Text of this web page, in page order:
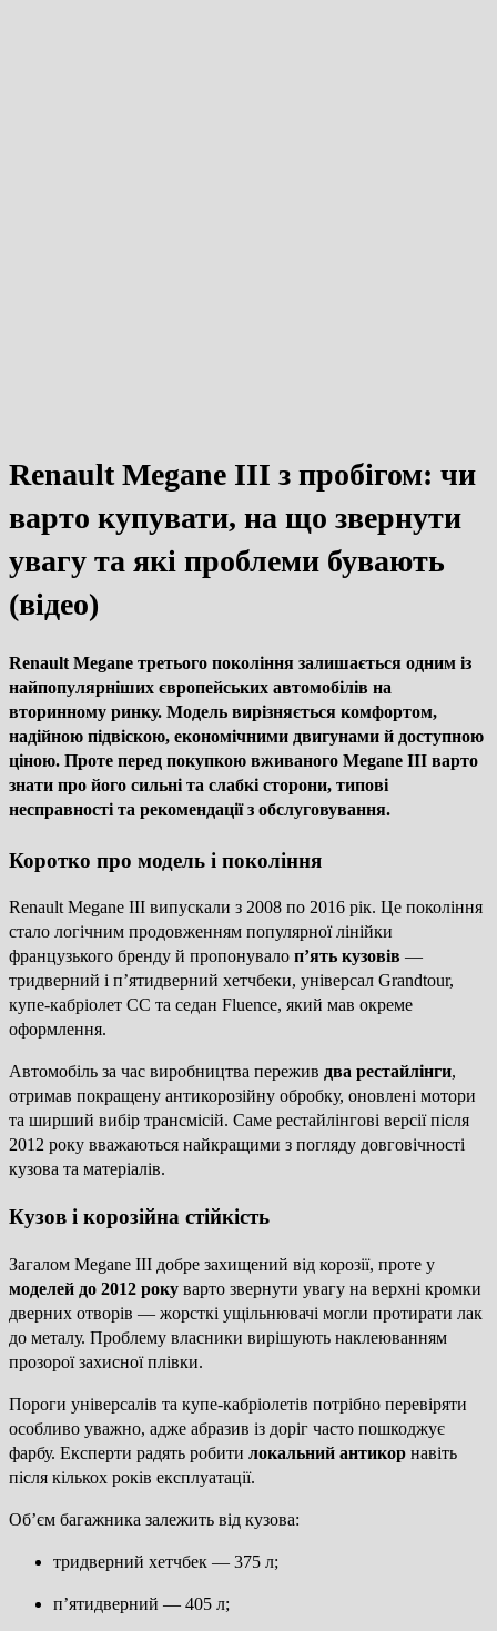
Renault Megane III з пробігом: чи
варто купувати, на що звернути
увагу та які проблеми бувають
(відео)
Renault Megane третього покоління залишається одним із
найпопулярніших європейських автомобілів на
вторинному ринку. Модель вирізняється комфортом,
надійною підвіскою, економічними двигунами й доступною
ціною. Проте перед покупкою вживаного Megane III варто
знати про його сильні та слабкі сторони, типові
несправності та рекомендації з обслуговування.
Коротко про модель і покоління
Renault Megane III випускали з 2008 по 2016 рік. Це покоління
стало логічним продовженням популярної лінійки
французького бренду й пропонувало п’ять кузовів —
тридверний і п’ятидверний хетчбеки, універсал Grandtour,
купе-кабріолет CC та седан Fluence, який мав окреме
оформлення.
Автомобіль за час виробництва пережив два рестайлінги,
отримав покращену антикорозійну обробку, оновлені мотори
та ширший вибір трансмісій. Саме рестайлінгові версії після
2012 року вважаються найкращими з погляду довговічності
кузова та матеріалів.
Кузов і корозійна стійкість
Загалом Megane III добре захищений від корозії, проте у
моделей до 2012 року варто звернути увагу на верхні кромки
дверних отворів — жорсткі ущільнювачі могли протирати лак
до металу. Проблему власники вирішують наклеюванням
прозорої захисної плівки.
Пороги універсалів та купе-кабріолетів потрібно перевіряти
особливо уважно, адже абразив із доріг часто пошкоджує
фарбу. Експерти радять робити локальний антикор навіть
після кількох років експлуатації.
Об’єм багажника залежить від кузова:
тридверний хетчбек — 375 л;
п’ятидверний — 405 л;